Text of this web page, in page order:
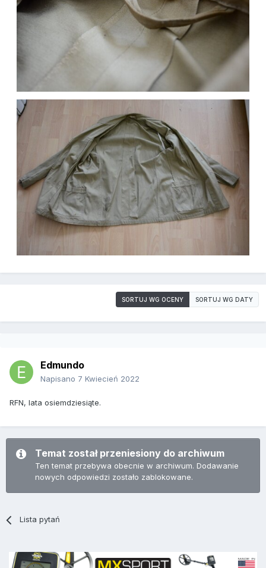
SORTUJ WG OCENY SORTUJ WG DATY
Edmundo
Napisano 7 Kwiecień 2022
RFN, lata osiemdziesiąte.
Temat został przeniesiony do archiwum
Ten temat przebywa obecnie w archiwum. Dodawanie
nowych odpowiedzi zostało zablokowane.
Lista pytań